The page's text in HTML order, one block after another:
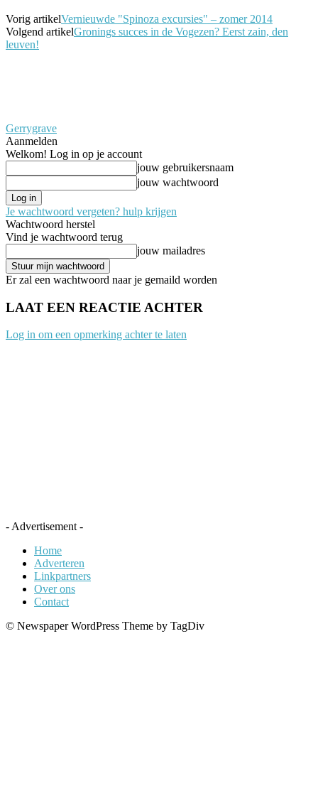
Vorig artikelVernieuwde "Spinoza excursies" – zomer 2014
Volgend artikelGronings succes in de Vogezen? Eerst zain, den
leuven!
Gerrygrave
Aanmelden
Welkom! Log in op je account
jouw gebruikersnaam
jouw wachtwoord
Je wachtwoord vergeten? hulp krijgen
Wachtwoord herstel
Vind je wachtwoord terug
jouw mailadres
Er zal een wachtwoord naar je gemaild worden
LAAT EEN REACTIE ACHTER
Log in om een opmerking achter te laten
- Advertisement -
Home
Adverteren
Linkpartners
Over ons
Contact
© Newspaper WordPress Theme by TagDiv